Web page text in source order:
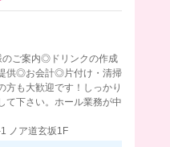
ご案内◎ドリンクの作成
供◎お会計◎片付け・清掃
も大歓迎です！しっかり
て下さい。ホール業務が中
ノア道玄坂1F